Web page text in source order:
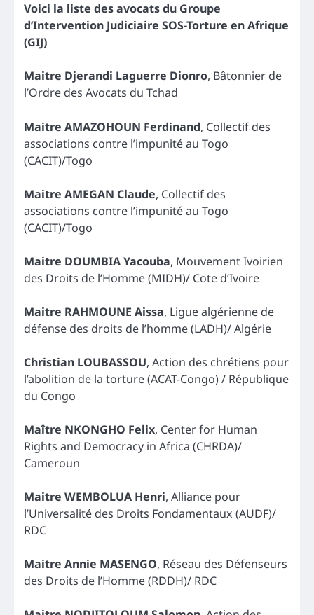
Voici la liste des avocats du Groupe
d’Intervention Judiciaire SOS-Torture en Afrique
(GIJ)
Maitre Djerandi Laguerre Dionro, Bâtonnier de
l’Ordre des Avocats du Tchad
Maitre AMAZOHOUN Ferdinand, Collectif des
associations contre l’impunité au Togo
(CACIT)/Togo
Maitre AMEGAN Claude, Collectif des
associations contre l’impunité au Togo
(CACIT)/Togo
Maitre DOUMBIA Yacouba, Mouvement Ivoirien
des Droits de l’Homme (MIDH)/ Cote d’Ivoire
Maitre RAHMOUNE Aissa, Ligue algérienne de
défense des droits de l’homme (LADH)/ Algérie
Christian LOUBASSOU, Action des chrétiens pour
l’abolition de la torture (ACAT-Congo) / République
du Congo
Maître NKONGHO Felix, Center for Human
Rights and Democracy in Africa (CHRDA)/
Cameroun
Maitre WEMBOLUA Henri, Alliance pour
l’Universalité des Droits Fondamentaux (AUDF)/
RDC
Maitre Annie MASENGO, Réseau des Défenseurs
des Droits de l’Homme (RDDH)/ RDC